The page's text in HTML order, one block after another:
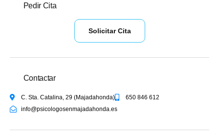
Pedir Cita
Solicitar Cita
Contactar
C. Sta. Catalina, 29 (Majadahonda)
650 846 612
info@psicologosenmajadahonda.es